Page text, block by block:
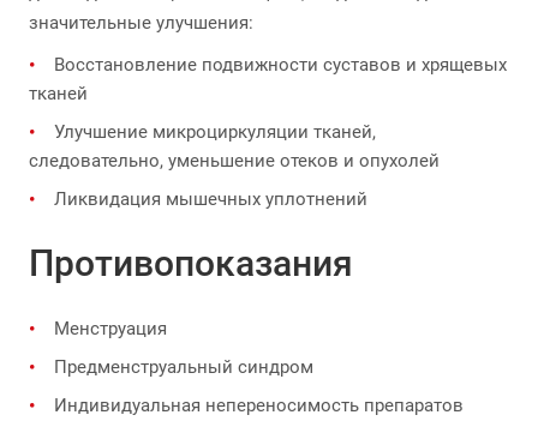
значительные улучшения:
Восстановление подвижности суставов и хрящевых
тканей
Улучшение микроциркуляции тканей,
следовательно, уменьшение отеков и опухолей
Ликвидация мышечных уплотнений
Противопоказания
Менструация
Предменструальный синдром
Индивидуальная непереносимость препаратов